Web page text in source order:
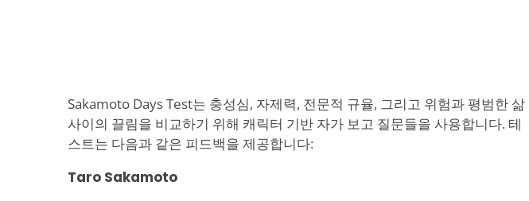
Sakamoto Days Test는 충성심, 자제력, 전문적 규율, 그리고 위험과 평범한 삶
사이의 끌림을 비교하기 위해 캐릭터 기반 자가 보고 질문들을 사용합니다. 테
스트는 다음과 같은 피드백을 제공합니다:
Taro Sakamoto